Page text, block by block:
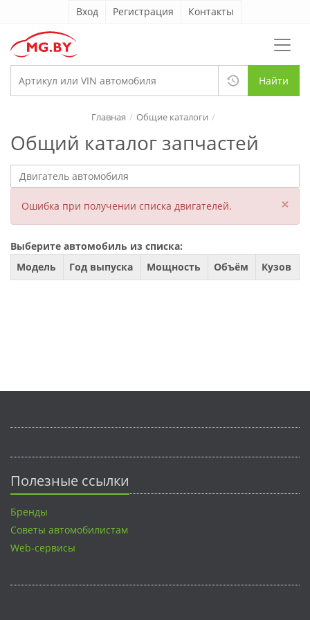
Вход Регистрация Контакты
Найти
Общий каталог запчастей
Главная Общие каталоги
Ошибка при получении списка двигателей. ×
Выберите автомобиль из списка:
Модель
Год выпуска Мощность Объём Кузов
Полезные ссылки
Бренды
Советы автомобилистам
Web-сервисы